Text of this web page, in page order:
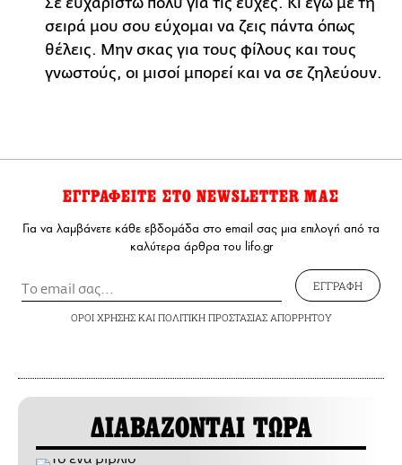
σειρά μου σου εύχομαι να ζεις πάντα όπως
θέλεις. Μην σκας για τους φίλους και τους
γνωστούς, οι μισοί μπορεί και να σε ζηλεύουν.
ΕΓΓΡΑΦΕΙΤΕ ΣΤΟ NEWSLETTER ΜΑΣ
Για να λαμβάνετε κάθε εβδομάδα στο email σας μια επιλογή από τα
καλύτερα άρθρα του lifo.gr
ΕΓΓΡΑΦΗ
ΟΡΟΙ ΧΡΗΣΗΣΚΑΙ ΠΟΛΙΤΙΚΗ ΠΡΟΣΤΑΣΙΑΣ ΑΠΟΡΡΗΤΟΥ
ΔΙΑΒΑΖΟΝΤΑΙ ΤΩΡΑ